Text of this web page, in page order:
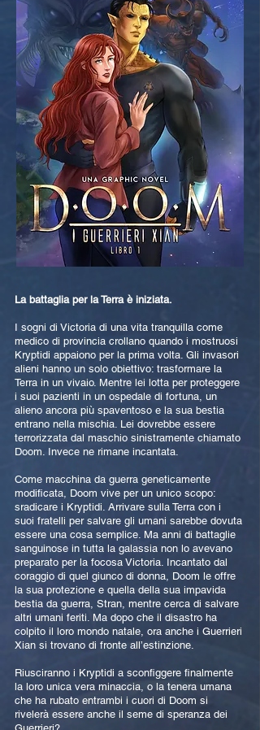
La battaglia per la Terra è iniziata.
I sogni di Victoria di una vita tranquilla come
medico di provincia crollano quando i mostruosi
Kryptidi appaiono per la prima volta. Gli invasori
alieni hanno un solo obiettivo: trasformare la
Terra in un vivaio. Mentre lei lotta per proteggere
i suoi pazienti in un ospedale di fortuna, un
alieno ancora più spaventoso e la sua bestia
entrano nella mischia. Lei dovrebbe essere
terrorizzata dal maschio sinistramente chiamato
Doom. Invece ne rimane incantata.
Come macchina da guerra geneticamente
modificata, Doom vive per un unico scopo:
sradicare i Kryptidi. Arrivare sulla Terra con i
suoi fratelli per salvare gli umani sarebbe dovuta
essere una cosa semplice. Ma anni di battaglie
sanguinose in tutta la galassia non lo avevano
preparato per la focosa Victoria. Incantato dal
coraggio di quel giunco di donna, Doom le offre
la sua protezione e quella della sua impavida
bestia da guerra, Stran, mentre cerca di salvare
altri umani feriti. Ma dopo che il disastro ha
colpito il loro mondo natale, ora anche i Guerrieri
Xian si trovano di fronte all’estinzione.
Riusciranno i Kryptidi a sconfiggere finalmente
la loro unica vera minaccia, o la tenera umana
che ha rubato entrambi i cuori di Doom si
rivelerà essere anche il seme di speranza dei